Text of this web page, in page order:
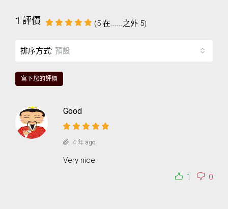
1 評價 (5 在......之外 5)
排序方式: 預設
寫下您的評價
Good
4 年 ago
Very nice
1
0